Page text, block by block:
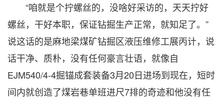
“咱就是个拧螺丝的，没啥好采访的，天天拧好
螺丝，干好本职，保证钻掘生产正常，就知足了。”
说这话的是麻地梁煤矿钻掘区液压维修工展丙计，说
话干净、质朴，没有任何豪言壮语，就像自
EJM540/4-4掘锚成套装备3月20日进场到现在，短时
间内就创造了煤岩巷单班进尺7排的奇迹和他没有任